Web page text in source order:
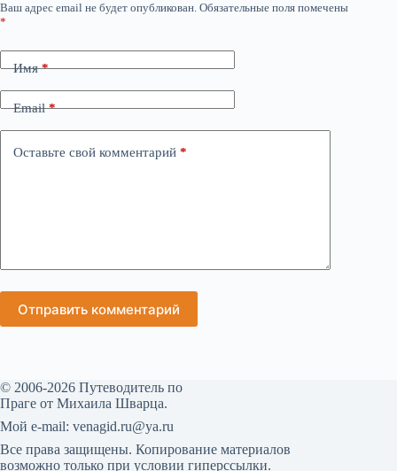
Ваш адрес email не будет опубликован. Обязательные поля помечены
*
Имя*
Email*
Оставьте свой комментарий *
Отправить комментарий
© 2006-2026 Путеводитель по
Праге от Михаила Шварца.
Мой е-mail: venagid.ru@ya.ru
Все права защищены. Копирование материалов
возможно только при условии гиперссылки.